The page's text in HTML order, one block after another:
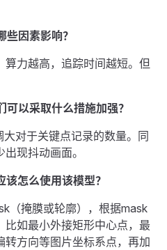
因素影响？
力越高，追踪时间越短。但
以采取什么措施加强？
对于关键点记录的数量。同
现抖动画面。
怎么使用该模型？
（掩膜或轮廓），根据mask
比如最小外接矩形中心点，最
转方向等图片坐标系点，再加